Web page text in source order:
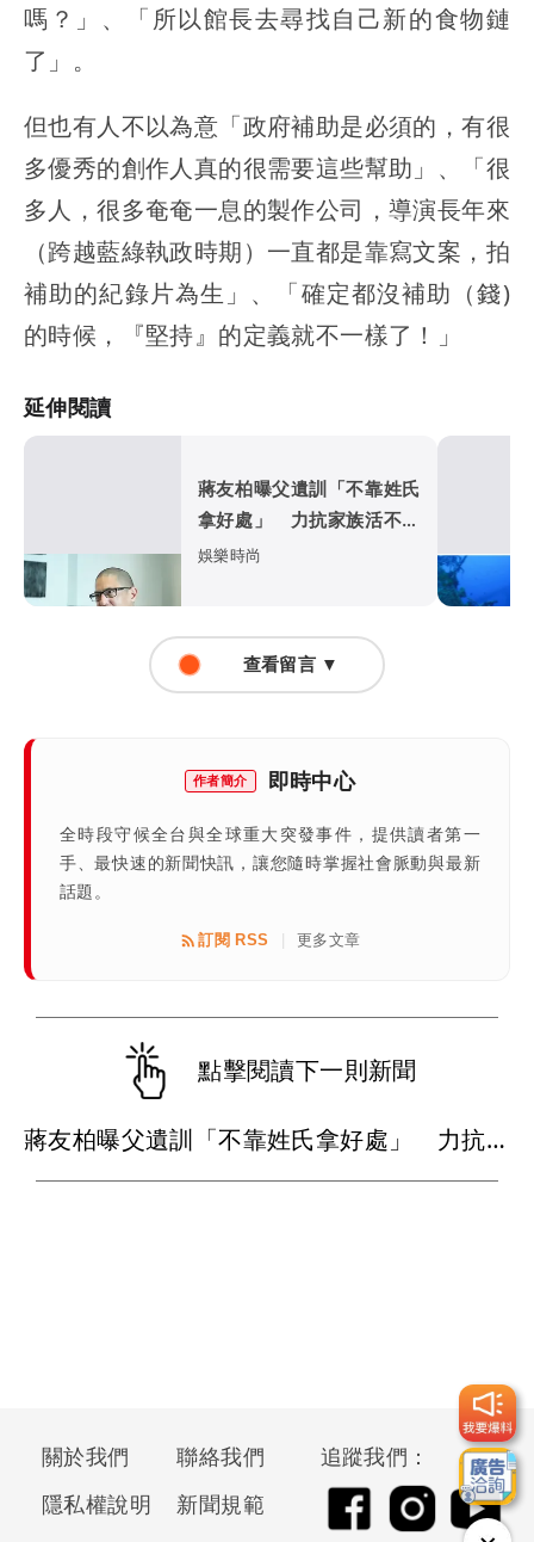
嗎？」、「所以館長去尋找自己新的食物鏈
了」。
但也有人不以為意「政府補助是必須的，有很
多優秀的創作人真的很需要這些幫助」、「很
多人，很多奄奄一息的製作公司，導演長年來
（跨越藍綠執政時期）一直都是靠寫文案，拍
補助的紀錄片為生」、「確定都沒補助（錢)
的時候，『堅持』的定義就不一樣了！」
延伸閱讀
蔣友柏曝父遺訓「不靠姓氏
拿好處」 力抗家族活不過
50歲魔咒
娛樂時尚
查看留言 ▼
作者簡介 即時中心
全時段守候全台與全球重大突發事件，提供讀者第一
手、最快速的新聞快訊，讓您隨時掌握社會脈動與最新
話題。
訂閱 RSS 更多文章
點擊閱讀下一則新聞
蔣友柏曝父遺訓「不靠姓氏拿好處」 力抗家族活不過50歲魔咒
關於我們
聯絡我們
隱私權說明
新聞規範
追蹤我們：